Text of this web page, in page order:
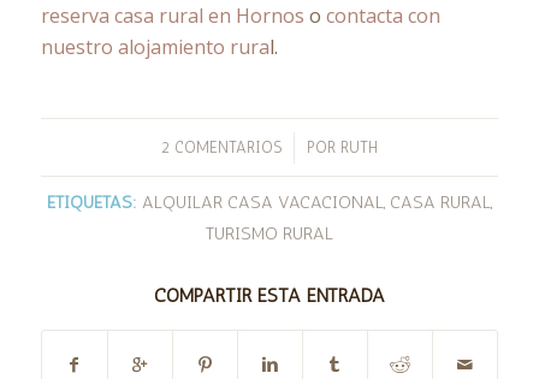
reserva casa rural en Hornos o contacta con
nuestro alojamiento rural.
2 COMENTARIOS
/ POR RUTH
ETIQUETAS: ALQUILAR CASA VACACIONAL, CASA RURAL,
TURISMO RURAL
COMPARTIR ESTA ENTRADA